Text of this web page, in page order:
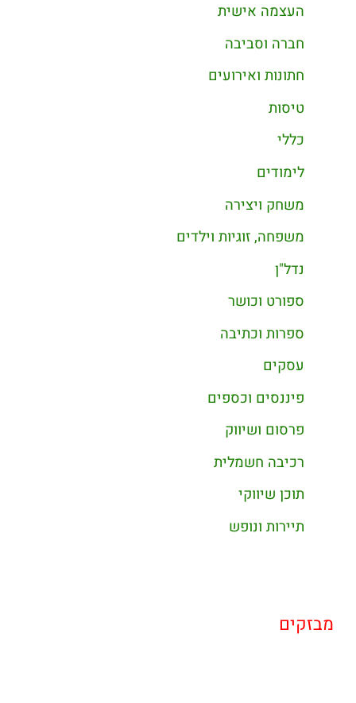
העצמה אישית
חברה וסביבה
חתונות ואירועים
טיסות
כללי
לימודים
משחק ויצירה
משפחה, זוגיות וילדים
נדל"ן
ספורט וכושר
ספרות וכתיבה
עסקים
פיננסים וכספים
פרסום ושיווק
רכיבה חשמלית
תוכן שיווקי
תיירות ונופש
מבזקים